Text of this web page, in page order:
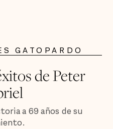
GATOPARDO
de Peter
a 69 años de su